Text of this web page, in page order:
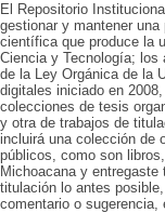
El Repositorio
gestionar y mantener
científica que produce la
Ciencia y Tecnología; los
de la Ley Orgánica de la
digitales iniciado en
colecciones de tesis
y otra de trabajos de
incluirá una colección de
públicos, como son
Michoacana y
titulación lo antes
comentario o sugerencia,